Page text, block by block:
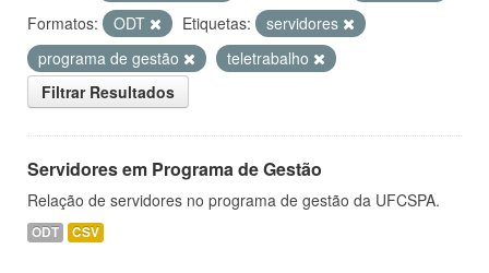
Formatos:
ODT Etiquetas:
servidores
programa de gestão
teletrabalho
Filtrar Resultados
Servidores em Programa de Gestão
Relação de servidores no programa de gestão da UFCSPA.
ODT CSV